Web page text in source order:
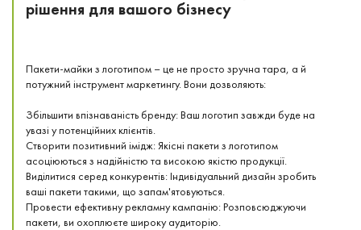
рішення для вашого бізнесу
Пакети-майки з логотипом – це не просто зручна тара, а й
потужний інструмент маркетингу. Вони дозволяють:
Збільшити впізнаваність бренду: Ваш логотип завжди буде на
увазі у потенційних клієнтів.
Створити позитивний імідж: Якісні пакети з логотипом
асоціюються з надійністю та високою якістю продукції.
Виділитися серед конкурентів: Індивідуальний дизайн зробить
ваші пакети такими, що запам'ятовуються.
Провести ефективну рекламну кампанію: Розповсюджуючи
пакети, ви охоплюєте широку аудиторію.